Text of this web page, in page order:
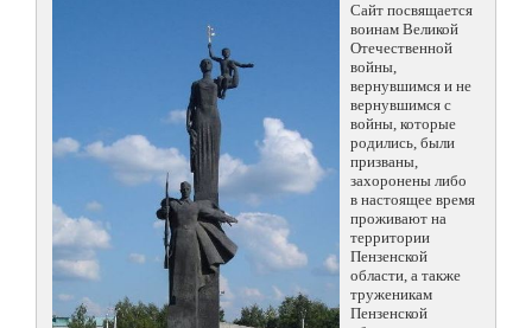
Сайт посвящается
воинам Великой
Отечественной
войны,
вернувшимся и не
вернувшимся с
войны, которые
родились, были
призваны,
захоронены либо
в настоящее время
проживают на
территории
Пензенской
области, а также
труженикам
Пензенской